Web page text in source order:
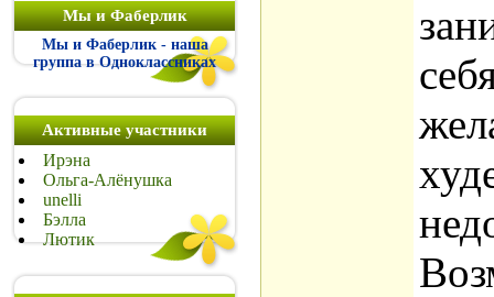
Мы и Фаберлик
Мы и Фаберлик - наша
группа в Одноклассниках
Активные участники
Ирэна
Ольга-Алёнушка
unelli
Бэлла
Лютик